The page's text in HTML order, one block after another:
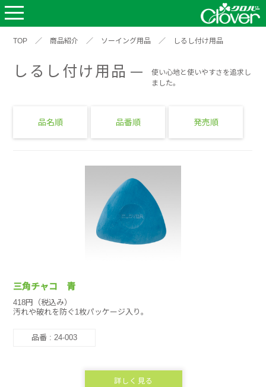
TOP ／ 商品紹介 ／ ソーイング用品 ／ しるし付け用品
しるし付け用品
使い心地と使いやすさを追求し
ました。
品名順 品番順 発売順
三角チャコ 青
418円（税込み）
汚れや破れを防ぐ1枚パッケージ入り。
品番 : 24-003
詳しく見る